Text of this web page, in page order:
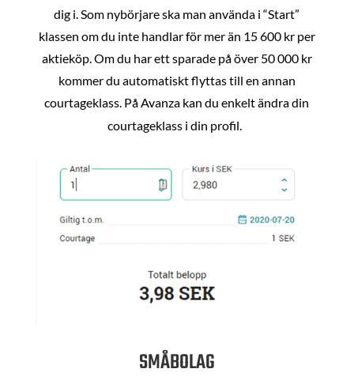
dig i. Som nybörjare ska man använda i “Start”
klassen om du inte handlar för mer än 15 600 kr per
aktieköp. Om du har ett sparade på över 50 000 kr
kommer du automatiskt flyttas till en annan
courtageklass. På Avanza kan du enkelt ändra din
courtageklass i din profil.
SMÅBOLAG